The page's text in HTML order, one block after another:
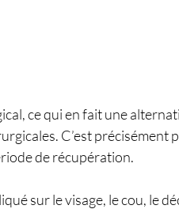
ce qui en fait une
C’est précisément
de récupération.
sur le visage, le cou, le